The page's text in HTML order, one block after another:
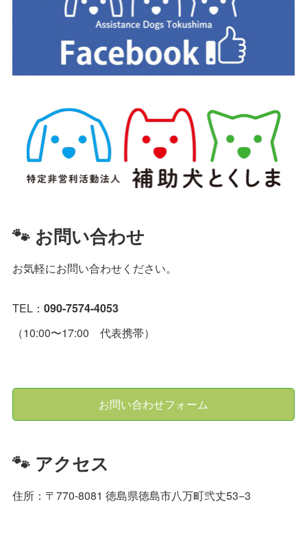
🐾 お問い合わせ
お気軽にお問い合わせください。
TEL：090-7574-4053
（10:00〜17:00 代表携帯）
お問い合わせフォーム
🐾 アクセス
住所：〒770-8081 徳島県徳島市八万町弐丈53−3